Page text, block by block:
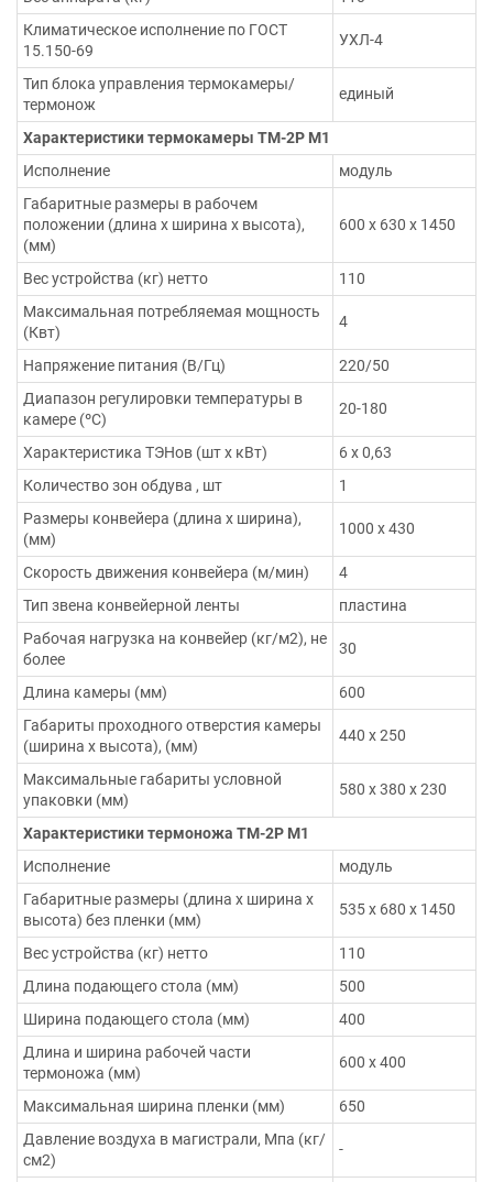
Климатическое исполнение по ГОСТ
15.150-69
УХЛ-4
Тип блока управления термокамеры/
термонож
единый
Характеристики термокамеры ТМ-2Р М1
Исполнение
модуль
Габаритные размеры в рабочем
положении (длина х ширина х высота),
(мм)
600 х 630 х 1450
Вес устройства (кг) нетто
110
Максимальная потребляемая мощность
(Квт)
4
Напряжение питания (В/Гц)
220/50
Диапазон регулировки температуры в
камере (ºС)
20-180
Характеристика ТЭНов (шт х кВт)
6 х 0,63
Количество зон обдува , шт
1
Размеры конвейера (длина х ширина),
(мм)
1000 х 430
Скорость движения конвейера (м/мин)
4
Тип звена конвейерной ленты
пластина
Рабочая нагрузка на конвейер (кг/м2), не
более
30
Длина камеры (мм)
600
Габариты проходного отверстия камеры
(ширина х высота), (мм)
440 х 250
Максимальные габариты условной
упаковки (мм)
580 х 380 х 230
Характеристики термоножа ТМ-2Р М1
Исполнение
модуль
Габаритные размеры (длина х ширина х
высота) без пленки (мм)
535 х 680 х 1450
Вес устройства (кг) нетто
110
Длина подающего стола (мм)
500
Ширина подающего стола (мм)
400
Длина и ширина рабочей части
термоножа (мм)
600 х 400
Максимальная ширина пленки (мм)
650
Давление воздуха в магистрали, Мпа (кг/
см2)
-